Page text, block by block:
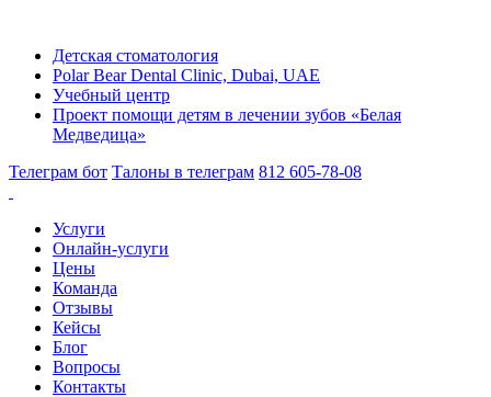
Детская стоматология
Polar Bear Dental Clinic, Dubai, UAE
Учебный центр
Проект помощи детям в лечении зубов «Белая
Медведица»
Телеграм бот Талоны в телеграм 812 605-78-08
Услуги
Онлайн-услуги
Цены
Команда
Отзывы
Кейсы
Блог
Вопросы
Контакты